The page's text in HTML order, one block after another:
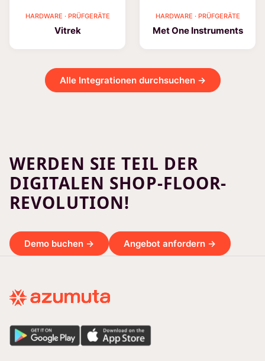
HARDWARE · PRÜFGERÄTE
Vitrek
HARDWARE · PRÜFGERÄTE
Met One Instruments
Alle Integrationen durchsuchen →
WERDEN SIE TEIL DER
DIGITALEN SHOP-FLOOR-
REVOLUTION!
Demo buchen → Angebot anfordern →